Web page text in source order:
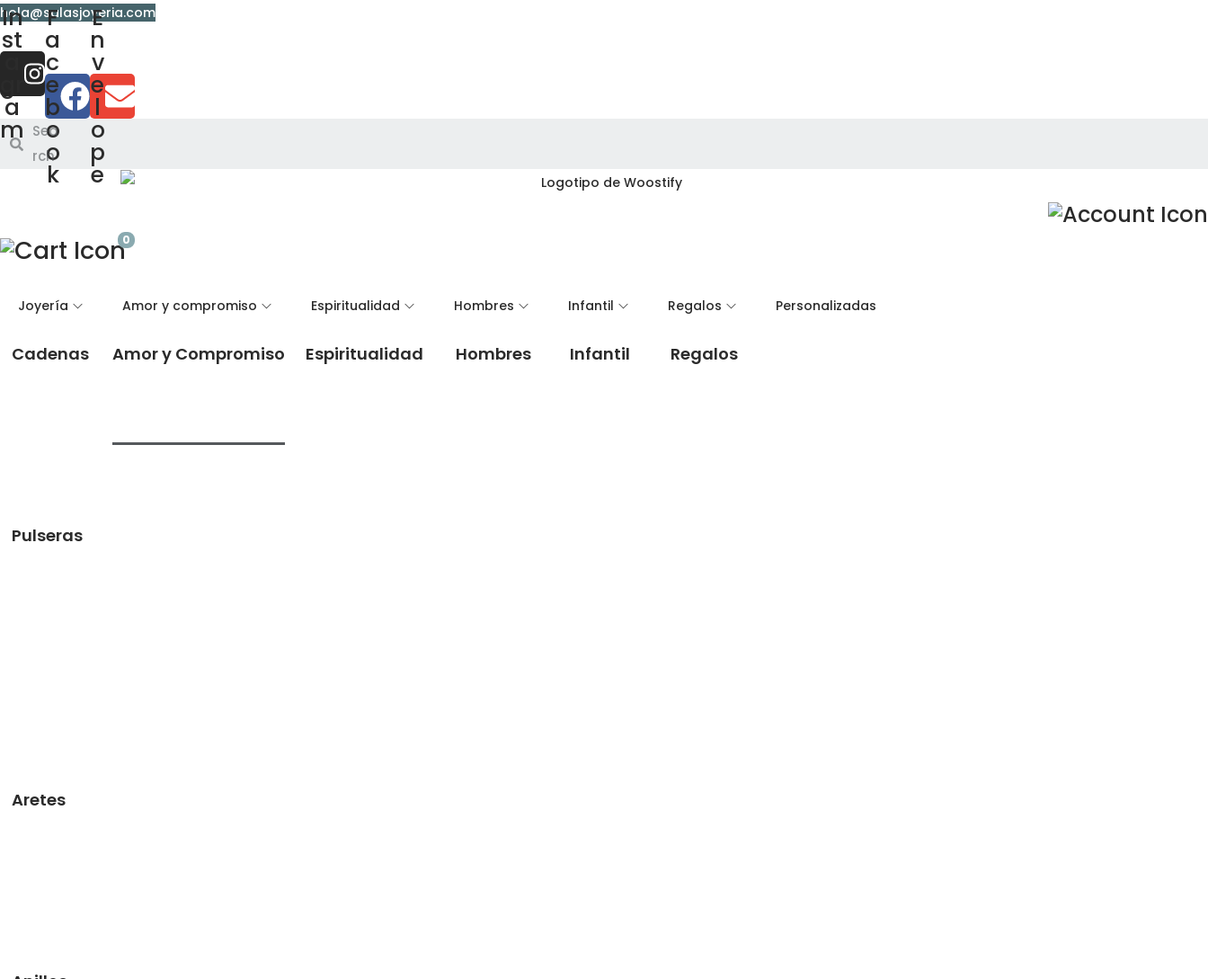
hola@salasjoyeria.com
In
st
gr
a
m
F
a
c
e
b
o
o
k
E
n
v
e
l
o
p
e
Sea
rch
0
Joyería
Cadenas
Pulseras
Aretes
Amor y compromiso
Amor y Compromiso
Espiritualidad
Espiritualidad
Hombres
Hombres
Infantil
Infantil
Regalos
Regalos
Personalizadas